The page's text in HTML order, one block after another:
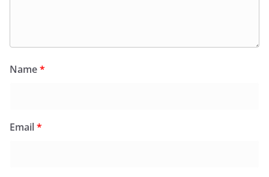
Name*
Email*